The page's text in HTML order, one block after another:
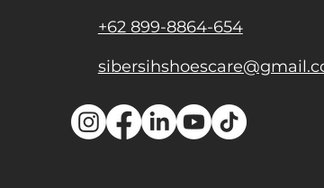
+62 899-8864-654